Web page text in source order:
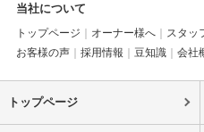
当社について
トップページ オーナー様へ スタッ
お客様の声
採用情報 豆知識 会社
トップページ